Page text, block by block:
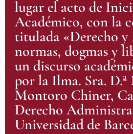
lugar el acto de
Académico, con la
titulada «Derecho y
normas, dogmas y
un discurso
por la Ilma. Sra. D.ª
Montoro Chiner,
Derecho
Universidad de